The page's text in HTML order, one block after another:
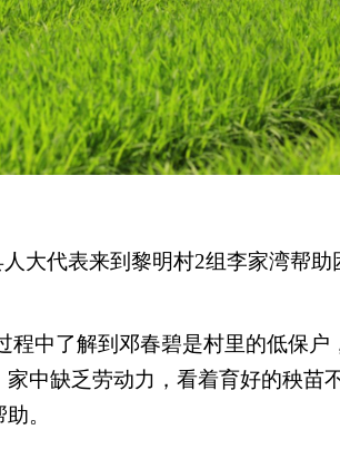
大代表来到黎明村2组李家湾帮助
程中了解到邓春碧是村里的低保户
中缺乏劳动力，看着育好的秧苗
。